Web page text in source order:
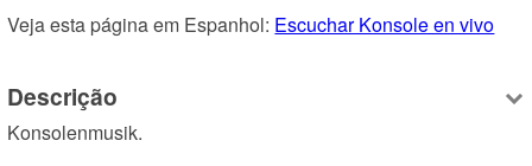
Veja esta página em Espanhol: Escuchar Konsole en vivo
Descrição
Konsolenmusik.